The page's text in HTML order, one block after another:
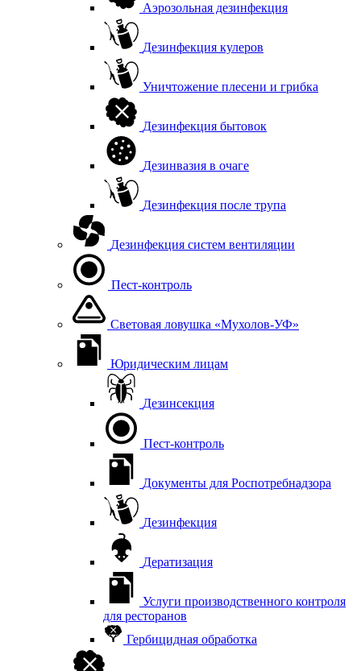
Аэрозольная дезинфекция
Дезинфекция кулеров
Уничтожение плесени и грибка
Дезинфекция бытовок
Дезинвазия в очаге
Дезинфекция после трупа
Дезинфекция систем вентиляции
Пест-контроль
Световая ловушка «Мухолов-УФ»
Юридическим лицам
Дезинсекция
Пест-контроль
Документы для Роспотребнадзора
Дезинфекция
Дератизация
Услуги производственного контроля
для ресторанов
Гербицидная обработка